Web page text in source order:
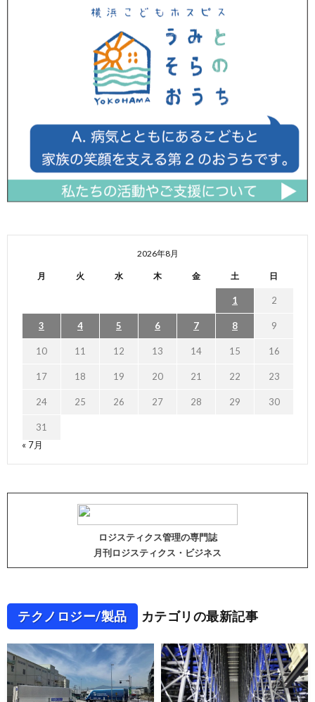
2026年8月
月 火 水 木 金 土 日
1 2
3 4 5 6 7 8 9
10 11 12 13 14 15 16
17 18 19 20 21 22 23
24 25 26 27 28 29 30
31
« 7月
ロジスティクス管理の専門誌
月刊ロジスティクス・ビジネス
テクノロジー/製品 カテゴリの最新記事